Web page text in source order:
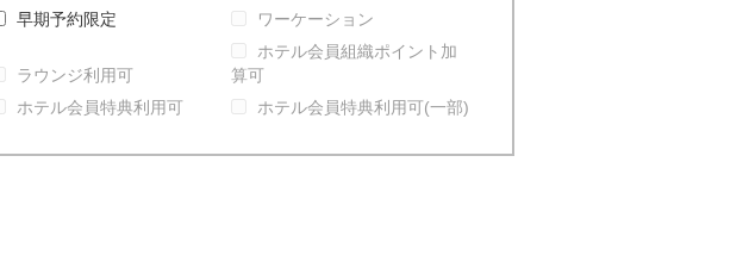
早期予約限定
ワーケーション
ラウンジ利用可
ホテル会員組織ポイント加
算可
ホテル会員特典利用可
ホテル会員特典利用可(一部)